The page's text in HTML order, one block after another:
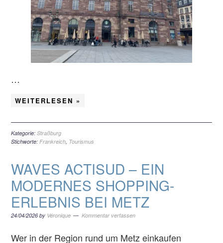
…
WEITERLESEN »
Kategorie:Straßburg
Stichworte:Frankreich, Tourismus
WAVES ACTISUD – EIN
MODERNES SHOPPING-
ERLEBNIS BEI METZ
24/04/2026 by Véronique Kommentar verfassen
Wer in der Region rund um Metz einkaufen